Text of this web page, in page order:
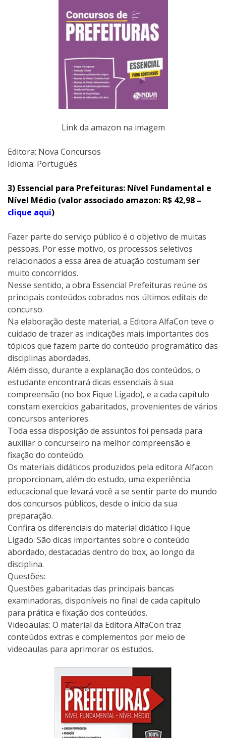
Link da amazon na imagem
Editora:‎ Nova Concursos
Idioma: Português
3) Essencial para Prefeituras: Nível Fundamental e
Nível Médio (valor associado amazon: R$ 42,98 –
clique aqui)
Fazer parte do serviço público é o objetivo de muitas
pessoas. Por esse motivo, os processos seletivos
relacionados a essa área de atuação costumam ser
muito concorridos.
Nesse sentido, a obra Essencial Prefeituras reúne os
principais conteúdos cobrados nos últimos editais de
concurso.
Na elaboração deste material, a Editora AlfaCon teve o
cuidado de trazer as indicações mais importantes dos
tópicos que fazem parte do conteúdo programático das
disciplinas abordadas.
Além disso, durante a explanação dos conteúdos, o
estudante encontrará dicas essenciais à sua
compreensão (no box Fique Ligado), e a cada capítulo
constam exercícios gabaritados, provenientes de vários
concursos anteriores.
Toda essa disposição de assuntos foi pensada para
auxiliar o concurseiro na melhor compreensão e
fixação do conteúdo.
Os materiais didáticos produzidos pela editora Alfacon
proporcionam, além do estudo, uma experiência
educacional que levará você a se sentir parte do mundo
dos concursos públicos, desde o início da sua
preparação.
Confira os diferenciais do material didático Fique
Ligado: São dicas importantes sobre o conteúdo
abordado, destacadas dentro do box, ao longo da
disciplina.
Questões:
Questões gabaritadas das principais bancas
examinadoras, disponíveis no final de cada capítulo
para prática e fixação dos conteúdos.
Videoaulas: O material da Editora AlfaCon traz
conteúdos extras e complementos por meio de
videoaulas para aprimorar os estudos.